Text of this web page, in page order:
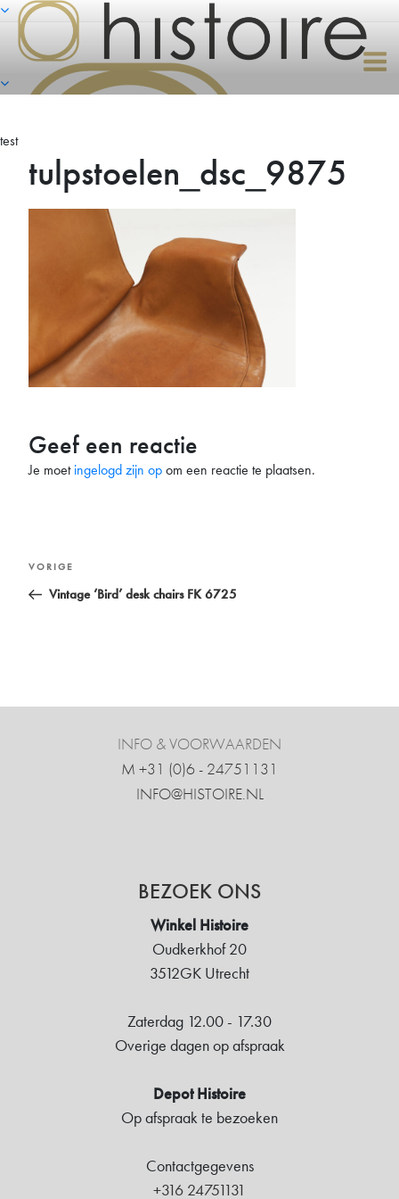
Naar
inhoud
springen
test
tulpstoelen_dsc_9875
Geef een reactie
Je moetingelogd zijn opom een reactie te plaatsen.
Bericht
navigatie
Vorig
bericht
VORIGE
Vintage ‘Bird’ desk chairs FK 6725
INFO & VOORWAARDEN
M +31 ‍(0)6 - 24751131
INFO@HISTOIRE.NL
BEZOEK ONS
Winkel Histoire
Oudkerkhof 20
3512GK Utrecht
Zaterdag 12.00 - 17.30
Overige dagen op afspraak
Depot Histoire
Op afspraak te bezoeken
Contactgegevens
+316 24751131